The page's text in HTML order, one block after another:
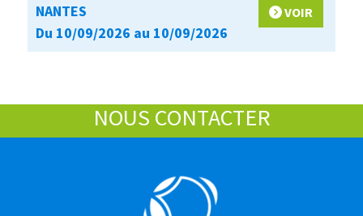
NANTES
Du 10/09/2026 au 10/09/2026
VOIR
NOUS CONTACTER